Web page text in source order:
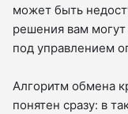
может быть
решения вам
под управлением
Алгоритм обмена
понятен сразу: в